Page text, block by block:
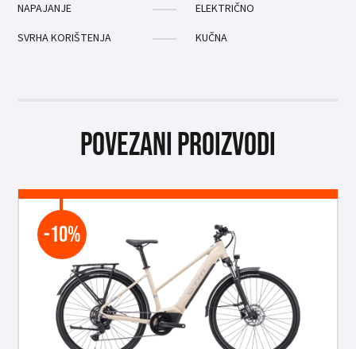
NAPAJANJE
ELEKTRIČNO
SVRHA KORIŠTENJA
KUČNA
Povezani proizvodi
-10%